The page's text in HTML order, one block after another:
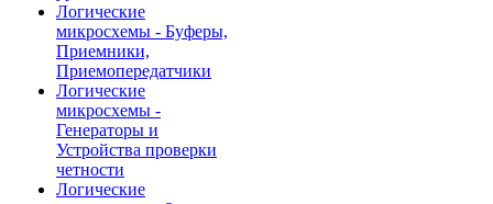
Логические
микросхемы - Буферы,
Приемники,
Приемопередатчики
Логические
микросхемы -
Генераторы и
Устройства проверки
четности
Логические